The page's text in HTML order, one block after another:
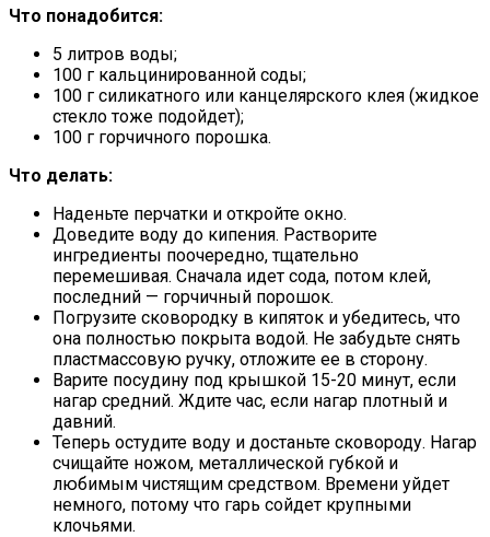
Что понадобится:
5 литров воды;
100 г кальцинированной соды;
100 г силикатного или канцелярского клея (жидкое
стекло тоже подойдет);
100 г горчичного порошка.
Что делать:
Наденьте перчатки и откройте окно.
Доведите воду до кипения. Растворите
ингредиенты поочередно, тщательно
перемешивая. Сначала идет сода, потом клей,
последний — горчичный порошок.
Погрузите сковородку в кипяток и убедитесь, что
она полностью покрыта водой. Не забудьте снять
пластмассовую ручку, отложите ее в сторону.
Варите посудину под крышкой 15-20 минут, если
нагар средний. Ждите час, если нагар плотный и
давний.
Теперь остудите воду и достаньте сковороду. Нагар
счищайте ножом, металлической губкой и
любимым чистящим средством. Времени уйдет
немного, потому что гарь сойдет крупными
клочьями.